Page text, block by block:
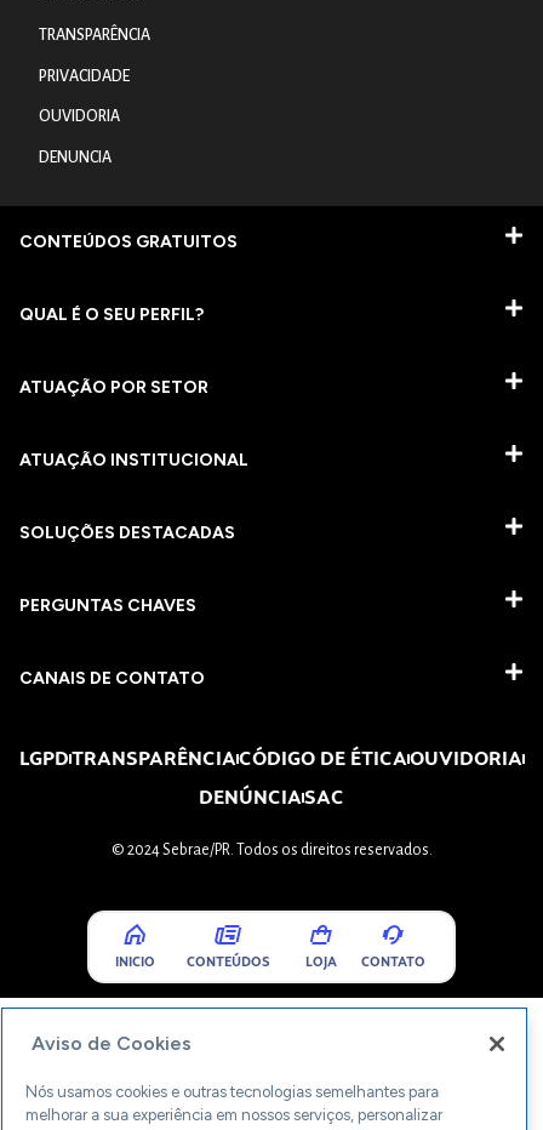
TRANSPARÊNCIA
PRIVACIDADE
OUVIDORIA
DENUNCIA
CONTEÚDOS GRATUITOS
QUAL É O SEU PERFIL?
ATUAÇÃO POR SETOR
ATUAÇÃO INSTITUCIONAL
SOLUÇÕES DESTACADAS
PERGUNTAS CHAVES​
CANAIS DE CONTATO
LGPDTRANSPARÊNCIACÓDIGO DE ÉTICAOUVIDORIA
DENÚNCIASAC
© 2024 Sebrae/PR. Todos os direitos reservados.
INICIO CONTEÚDOS LOJA CONTATO
Aviso de Cookies
Nós usamos cookies e outras tecnologias semelhantes para
melhorar a sua experiência em nossos serviços, personalizar